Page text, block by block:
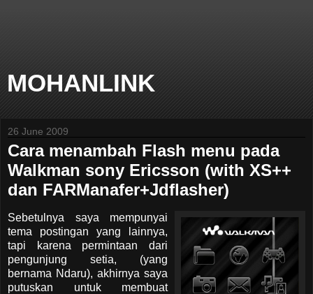
MOHANLINK
26 June 2009
Cara menambah Flash menu pada
Walkman sony Ericsson (with XS++
dan FARManafer+Jdflasher)
Sebetulnya saya mempunyai
tema postingan yang lainnya,
tapi karena permintaan dari
pengunjung setia, (yang
bernama Ndaru), akhirnya saya
putuskan untuk membuat